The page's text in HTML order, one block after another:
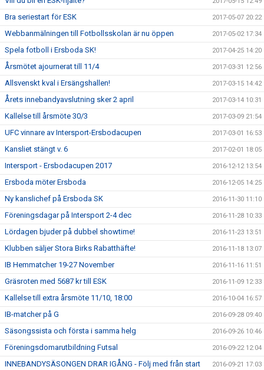
Bra seriestart för ESK 2017-05-07 20:22
Webbanmälningen till Fotbollsskolan är nu öppen 2017-05-02 17:34
Spela fotboll i Ersboda SK! 2017-04-25 14:20
Årsmötet ajournerat till 11/4 2017-03-31 12:56
Allsvenskt kval i Ersängshallen! 2017-03-15 14:42
Årets innebandyavslutning sker 2 april 2017-03-14 10:31
Kallelse till årsmöte 30/3 2017-03-09 21:54
UFC vinnare av Intersport-Ersbodacupen 2017-03-01 16:53
Kansliet stängt v. 6 2017-02-01 18:05
Intersport - Ersbodacupen 2017 2016-12-12 13:54
Ersboda möter Ersboda 2016-12-05 14:25
Ny kanslichef på Ersboda SK 2016-11-30 11:10
Föreningsdagar på Intersport 2-4 dec 2016-11-28 10:33
Lördagen bjuder på dubbel showtime! 2016-11-23 13:51
Klubben säljer Stora Birks Rabatthäfte! 2016-11-18 13:07
IB Hemmatcher 19-27 November 2016-11-16 11:51
Gräsroten med 5687 kr till ESK 2016-11-09 12:33
Kallelse till extra årsmöte 11/10, 18:00 2016-10-04 16:57
IB-matcher på G 2016-09-28 09:40
Säsongssista och första i samma helg 2016-09-26 10:46
Föreningsdomarutbildning Futsal 2016-09-22 12:04
INNEBANDYSÄSONGEN DRAR IGÅNG - Följ med från start 2016-09-21 17:03